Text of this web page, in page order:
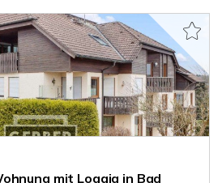
mit Loggia in Bad